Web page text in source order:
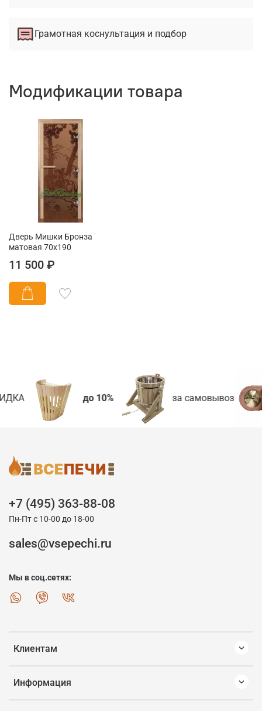
Грамотная коснультация и подбор
Модификации товара
Дверь Мишки Бронза
матовая 70х190
11 500 ₽
до 10% за самовывоз
Клиентам
Информация
+7 (495) 363-88-08
Пн-Пт с 10-00 до 18-00
sales@vsepechi.ru
Мы в соц.сетях: